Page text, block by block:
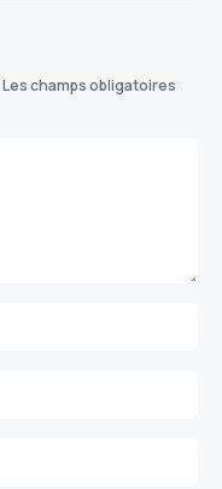
Les champs obligatoires